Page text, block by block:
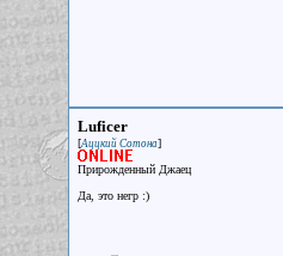
Luficer
[Аццкий Сотона]
Прирожденный Джаец
Да, это негр :)